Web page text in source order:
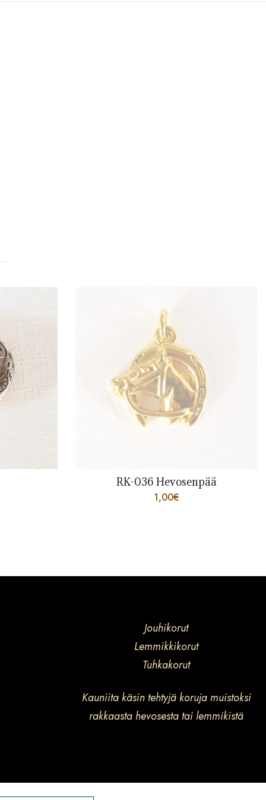
Hevosenpää
RK-019
Jouhikorut
Lemmikkikorut
Tuhkakorut
Kauniita käsin tehtyjä koruja muistoksi
rakkaasta hevosesta tai lemmikistä